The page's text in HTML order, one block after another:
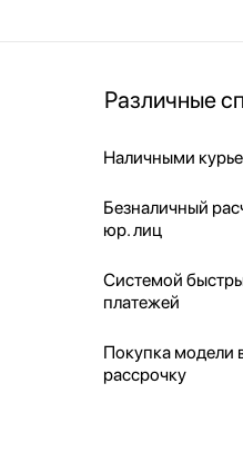
Различные
Наличными
Безналичный
юр. лиц
Системой
платежей
Покупка модели
рассрочку